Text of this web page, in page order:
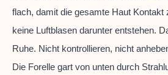
flach, damit die gesamte Haut Kontakt
keine Luftblasen darunter entstehen.
Ruhe. Nicht kontrollieren, nicht
Die Forelle gart von unten durch